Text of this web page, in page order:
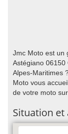
Jmc Moto est un
Astégiano 06150
Alpes-Maritimes
Moto vous
de votre moto
Situation et